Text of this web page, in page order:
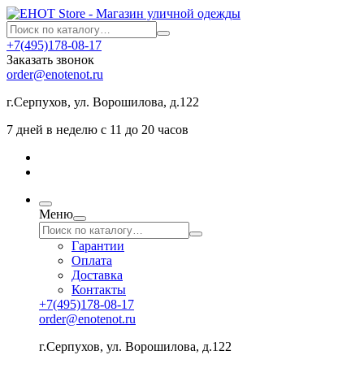
+7(495)178-08-17
Заказать звонок
order@enotenot.ru
г.Серпухов, ул. Ворошилова, д.122
7 дней в неделю с 11 до 20 часов
Меню
Гарантии
Оплата
Доставка
Контакты
+7(495)178-08-17
order@enotenot.ru
г.Серпухов, ул. Ворошилова, д.122